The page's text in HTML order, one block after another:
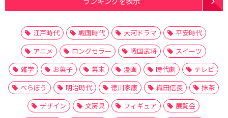
江戸時代 戦国時代 大河ドラマ
平安時代
アニメ
ロングセラー 戦国武将
スイーツ
雑学
お菓子 幕末 漫画 時代劇
テレビ
べらぼう
明治時代 徳川家康 織田信長
抹茶
デザイン
文房具 フィギュア
展覧会